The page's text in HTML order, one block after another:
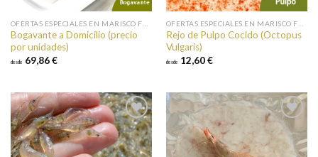
Bogavante a Domicilio (precio
por unidades)
desde 69,86 €
Rejo de Pulpo Cocido (Octopus
Vulgaris)
desde 12,60 €
Añadir a
favoritos
Añadir a
favoritos